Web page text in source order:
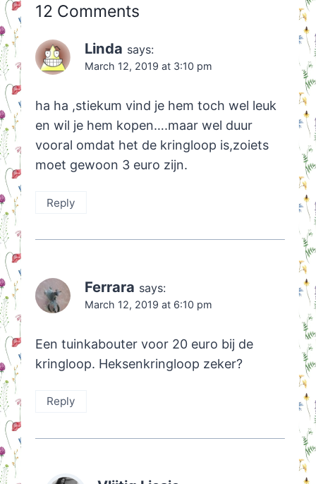
12 Comments
Linda says:
March 12, 2019 at 3:10 pm
ha ha ,stiekum vind je hem toch wel leuk
en wil je hem kopen….maar wel duur
vooral omdat het de kringloop is,zoiets
moet gewoon 3 euro zijn.
Reply
Ferrara says:
March 12, 2019 at 6:10 pm
Een tuinkabouter voor 20 euro bij de
kringloop. Heksenkringloop zeker?
Reply